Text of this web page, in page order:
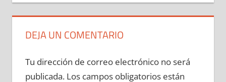
DEJA UN COMENTARIO
Tu dirección de correo electrónico no será
publicada. Los campos obligatorios están